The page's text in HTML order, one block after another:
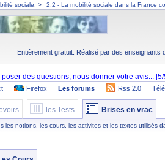
sociale. > 2.2 - La mobilité sociale dans la France
Entièrement gratuit. Réalisé par des enseignants
Firefox Les forums Rss 2.0
les Tests Brises en vrac
notions, les cours, les activites et les textes utilisés